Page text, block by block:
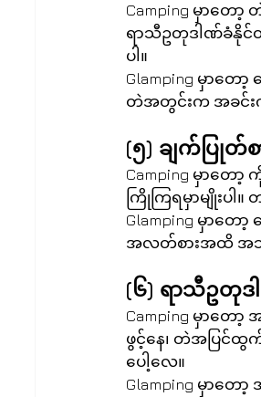
Camping မှာတေ
ရာသီဥတုဒါဏ်ခံနိုင်တဲ့
ပါ။
Glamping မှာတ
တဲအတွင်းက အခင်းက
(၅) ချက်ပြုတ်
Camping မှာတ
ကြိုကြရမှာမျိုးပ
Glamping မှာတ
အလတ်စားအထိ အသင့်
(၆) ရာသီဥတုဒ
Camping မှာတေ
ဖွင့်နေ၊ တဲအပြင်ထွ
ပေါ့လေ။
Glamping မှာတေ